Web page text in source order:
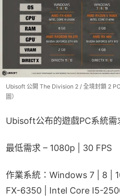
Ubisoft 公開 The Division 2 / 全境封鎖 2
圖）
Ubisoft公布的遊戲PC系統需
最低需求 – 1080p | 30 FPS
作業系統：Windows 7 | 8 |
FX-6350 | Intel Core I5-